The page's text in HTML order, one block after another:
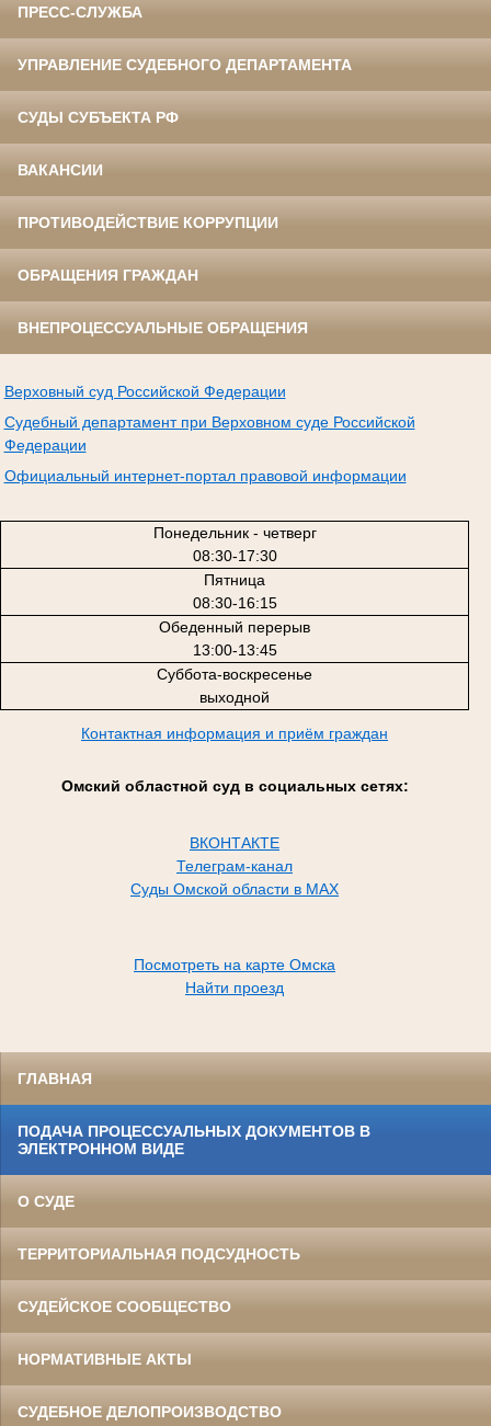
ПРЕСС-СЛУЖБА
УПРАВЛЕНИЕ СУДЕБНОГО ДЕПАРТАМЕНТА
СУДЫ СУБЪЕКТА РФ
ВАКАНСИИ
ПРОТИВОДЕЙСТВИЕ КОРРУПЦИИ
ОБРАЩЕНИЯ ГРАЖДАН
ВНЕПРОЦЕССУАЛЬНЫЕ ОБРАЩЕНИЯ
Верховный суд Российской Федерации
Судебный департамент при Верховном суде Российской
Федерации
Официальный интернет-портал правовой информации
Понедельник - четверг
08:30-17:30
Пятница
08:30-16:15
Обеденный перерыв
13:00-13:45
Суббота-воскресенье
выходной
Контактная информация и приём граждан
Омский областной суд в социальных сетях:
ВКОНТАКТЕ
Телеграм-канал
Суды Омской области в MAX
Посмотреть на карте Омска
Найти проезд
ГЛАВНАЯ
ПОДАЧА ПРОЦЕССУАЛЬНЫХ ДОКУМЕНТОВ В
ЭЛЕКТРОННОМ ВИДЕ
О СУДЕ
ТЕРРИТОРИАЛЬНАЯ ПОДСУДНОСТЬ
СУДЕЙСКОЕ СООБЩЕСТВО
НОРМАТИВНЫЕ АКТЫ
СУДЕБНОЕ ДЕЛОПРОИЗВОДСТВО